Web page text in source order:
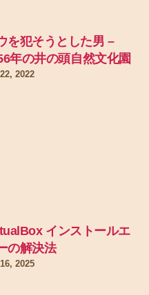
を犯そうとした男 –
年の井の頭自然文化園
2022
インストールエ
の解決法
2025